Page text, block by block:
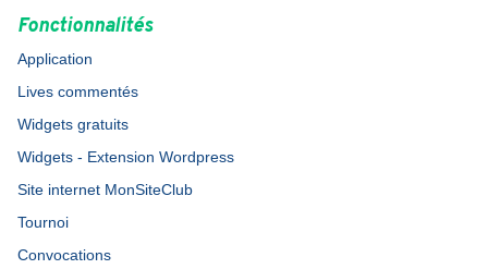
Fonctionnalités
Application
Lives commentés
Widgets gratuits
Widgets - Extension Wordpress
Site internet MonSiteClub
Tournoi
Convocations